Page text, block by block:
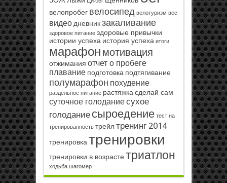
велопробег велосипед велотуризм вес
видео дневник закаливание
здоровое питание здоровые привычки
истории успеха история успеха итоги
марафон мотивация
отжимания отчет о пробеге
плавание подготовка подтягивание
полумарафон похудение
раздельное питание растяжка сделай сам
суточное голоданиесухое
голодание сыроедение тест на
тренированность трейл тренинг 2014
тренировка тренировки
тренировки в возрасте триатлон
ходьба шагомер